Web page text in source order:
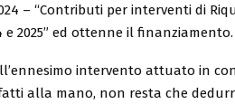
– “Contributi per interventi di
2025” ed ottenne il finanziamento.
intervento attuato in
alla mano, non resta che